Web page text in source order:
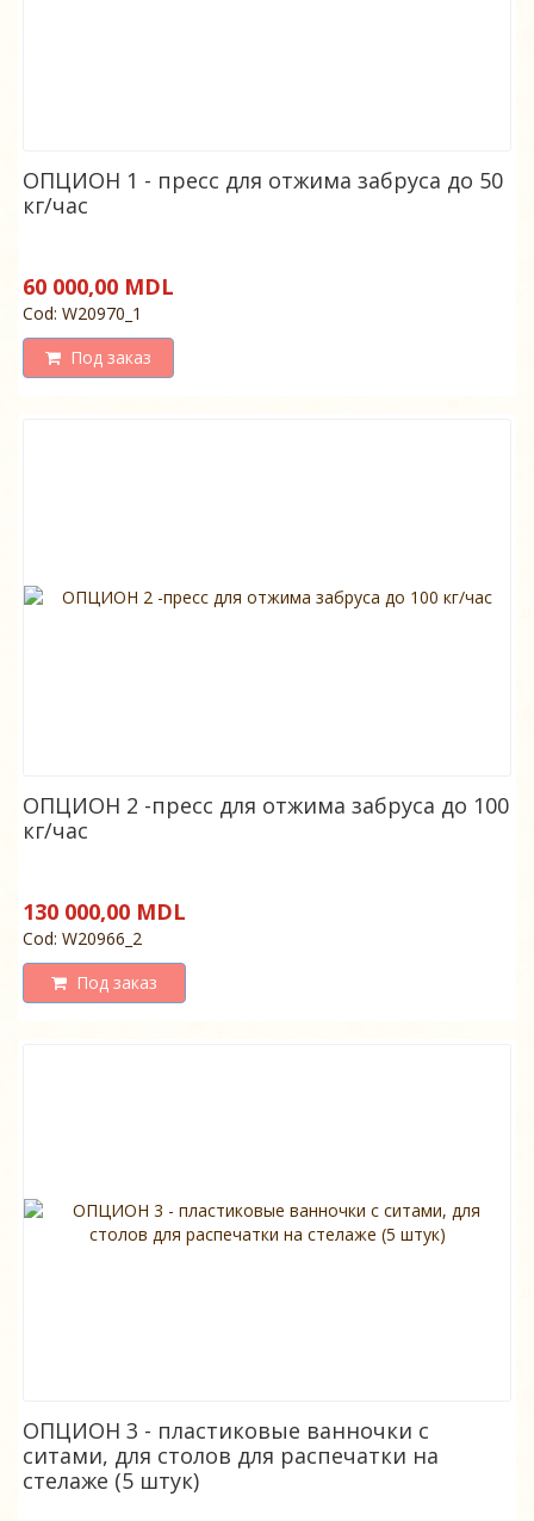
ОПЦИОН 1 - пресс для отжима забруса до 50
кг/час
60 000,00 MDL
Cod: W20970_1
Под заказ
ОПЦИОН 2 -пресс для отжима забруса до 100
кг/час
130 000,00 MDL
Cod: W20966_2
Под заказ
ОПЦИОН 3 - пластиковые ванночки с
ситами, для столов для распечатки на
стелаже (5 штук)